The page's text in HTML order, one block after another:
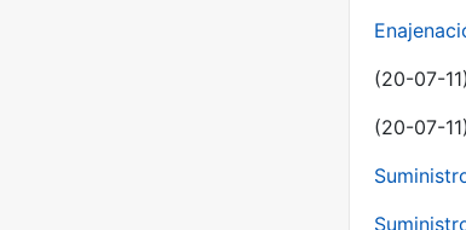
(20-07-11)
(20-07-11)